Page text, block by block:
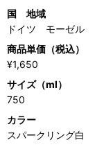
国 地域
ドイツ モーゼル
商品単価（税込）
¥1,650
サイズ（ml）
750
カラー
スパークリング白